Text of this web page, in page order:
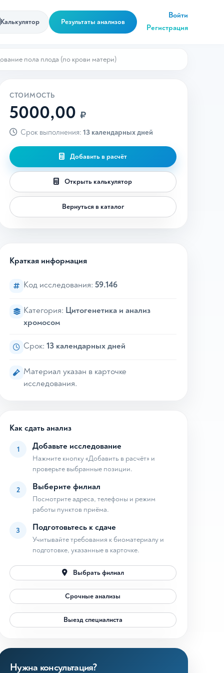
Калькулятор Результаты анализов
Войти
Регистрация
пола плода (по крови матери)
СТОИМОСТЬ
5000,00 ₽
Срок выполнения: 13 календарных дней
Добавить в расчёт
Открыть калькулятор
Вернуться в каталог
Краткая информация
Код исследования: 59.146
Категория: Цитогенетика и анализ
хромосом
Срок: 13 календарных дней
Материал указан в карточке
исследования.
Как сдать анализ
1 Добавьте исследование
Нажмите кнопку «Добавить в расчёт» и
проверьте выбранные позиции.
2 Выберите филиал
Посмотрите адреса, телефоны и режим
работы пунктов приёма.
3 Подготовьтесь к сдаче
Учитывайте требования к биоматериалу и
подготовке, указанные в карточке.
Выбрать филиал
Срочные анализы
Выезд специалиста
Нужна консультация?